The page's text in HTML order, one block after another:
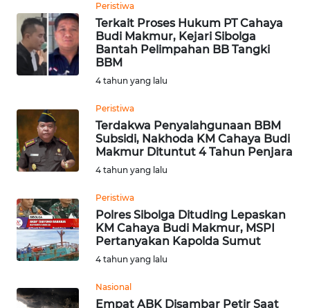
Peristiwa
Terkait Proses Hukum PT Cahaya
Budi Makmur, Kejari Sibolga
Bantah Pelimpahan BB Tangki
BBM
4 tahun yang lalu
Peristiwa
Terdakwa Penyalahgunaan BBM
Subsidi, Nakhoda KM Cahaya Budi
Makmur Dituntut 4 Tahun Penjara
4 tahun yang lalu
Peristiwa
Polres Sibolga Dituding Lepaskan
KM Cahaya Budi Makmur, MSPI
Pertanyakan Kapolda Sumut
4 tahun yang lalu
Nasional
Empat ABK Disambar Petir Saat
PADANG
LAWAS
WN
WN
CIANJUR
WN
SERIBU
WN
TANGERANG
WN
BINJAI